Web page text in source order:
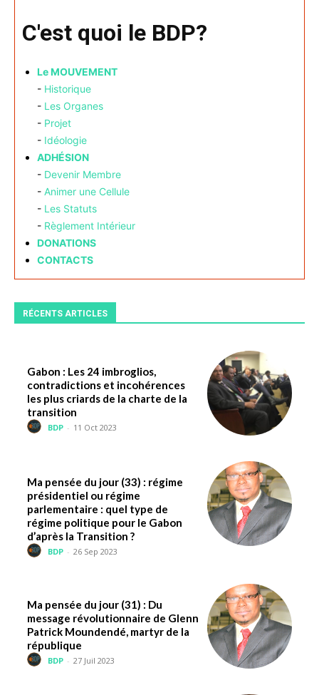
C'est quoi le BDP?
Le MOUVEMENT
- Historique
- Les Organes
- Projet
- Idéologie
ADHÉSION
- Devenir Membre
- Animer une Cellule
- Les Statuts
- Règlement Intérieur
DONATIONS
CONTACTS
RÉCENTS ARTICLES
Gabon : Les 24 imbroglios,
contradictions et incohérences
les plus criards de la charte de la
transition
BDP - 11 Oct 2023
Ma pensée du jour (33) : régime
présidentiel ou régime
parlementaire : quel type de
régime politique pour le Gabon
d’après la Transition ?
BDP - 26 Sep 2023
Ma pensée du jour (31) : Du
message révolutionnaire de Glenn
Patrick Moundendé, martyr de la
république
BDP - 27 Juil 2023